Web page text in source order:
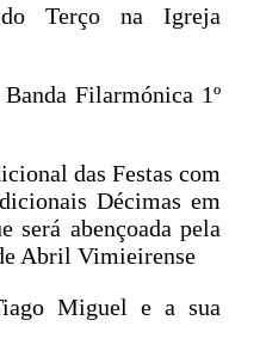
Terço na Igreja
Filarmónica 1º
das Festas com
Décimas em
será abençoada pela
Abril Vimieirense
Miguel e a sua